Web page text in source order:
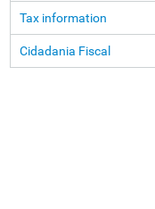
Tax information
Cidadania Fiscal